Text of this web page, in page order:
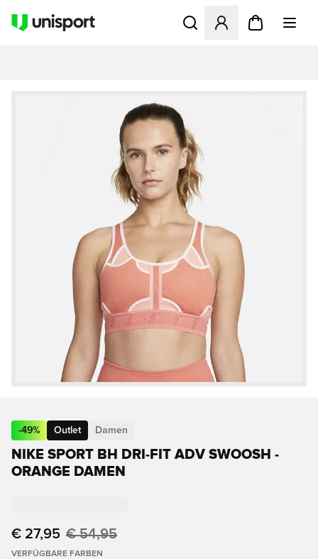
Öffnet ein Fenster zum
-49% Outlet Damen
NIKE SPORT BH DRI-FIT ADV SWOOSH -
ORANGE DAMEN
€ 27,95 € 54,95
VERFÜGBARE FARBEN